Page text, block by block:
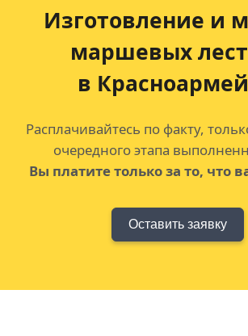
Изготовление и
маршевых
в
Расплачивайтесь по факту,
очередного этапа
Вы платите только за то, что
Оставить заявку